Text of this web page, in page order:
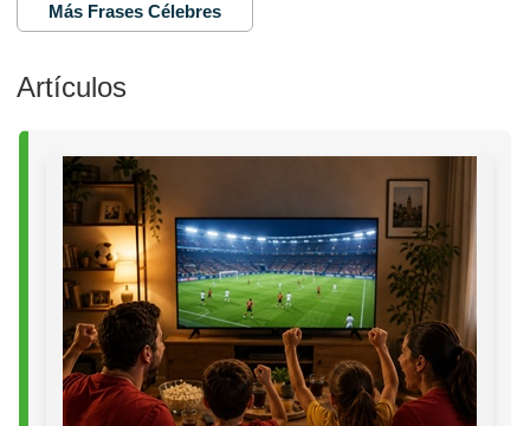
Más Frases Célebres
Artículos